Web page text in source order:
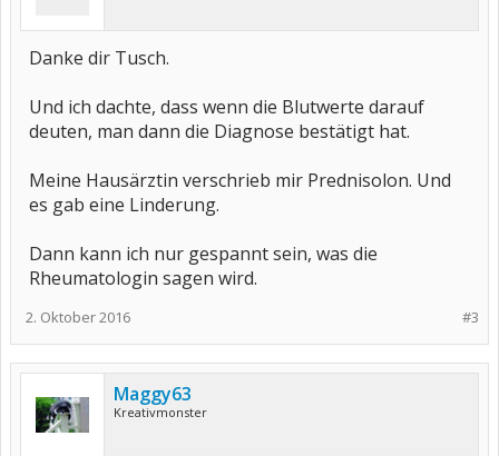
Danke dir Tusch.
Und ich dachte, dass wenn die Blutwerte darauf
deuten, man dann die Diagnose bestätigt hat.
Meine Hausärztin verschrieb mir Prednisolon. Und
es gab eine Linderung.
Dann kann ich nur gespannt sein, was die
Rheumatologin sagen wird.
#3
2. Oktober 2016
Maggy63
Kreativmonster